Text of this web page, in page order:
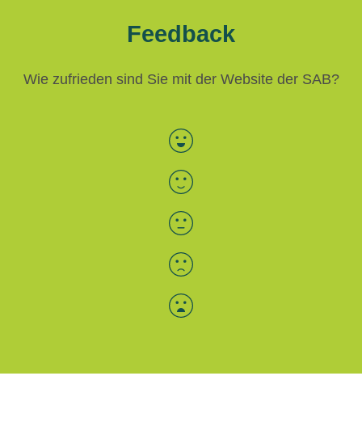
Feedback
Wie zufrieden sind Sie mit der Website der SAB?
Bewertung auswählen